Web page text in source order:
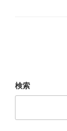
ペ
ー
送
検索